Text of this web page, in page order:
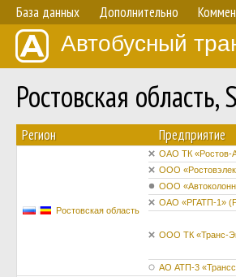
База данных Дополнительно
Автобусный
Ростовская
Регион Предприятие
Ростовская область
ОАО ТК «Ростов-
ООО
ООО
ОАО «РГАТП-1»
ООО ТК «Транс-
АО АТП-3